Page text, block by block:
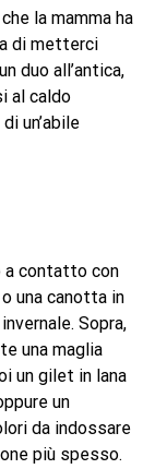
la mamma ha
di metterci
duo all’antica,
al caldo
un’abile
a contatto con
una canotta in
Sopra,
una maglia
un gilet in lana
un
da indossare
più spesso.